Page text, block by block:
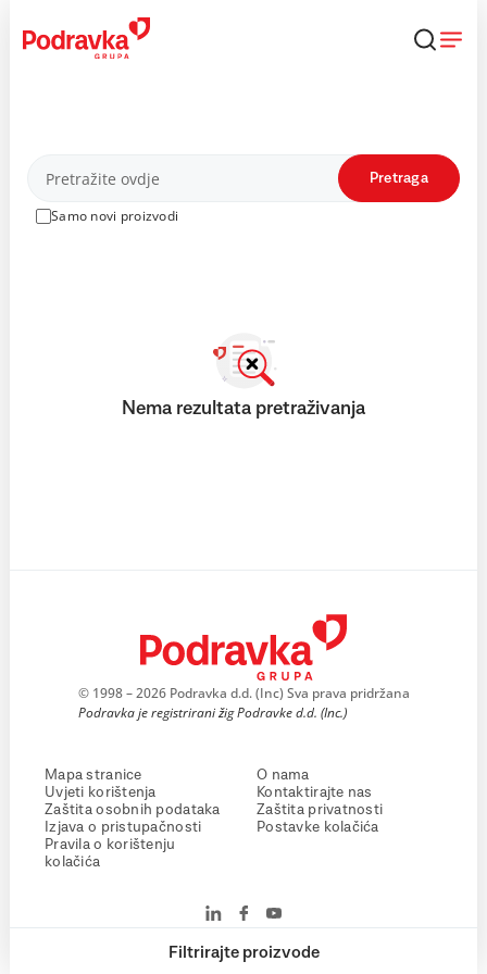
content
Proizvodi
Samo novi proizvodi
Pretraga
Filtrirajte proizvode
Nema rezultata pretraživanja
© 1998 – 2026 Podravka d.d. (Inc) Sva prava pridržana
Podravka je registrirani žig Podravke d.d. (Inc.)
Mapa stranice
Uvjeti korištenja
Zaštita osobnih podataka
Izjava o pristupačnosti
Pravila o korištenju
kolačića
O nama
Kontaktirajte nas
Zaštita privatnosti
Postavke kolačića